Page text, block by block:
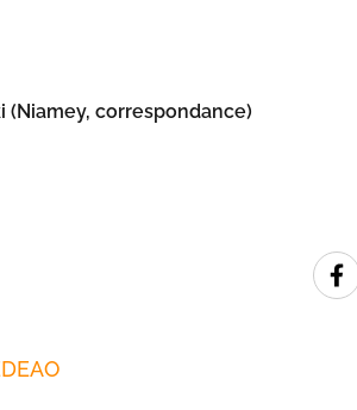
(Niamey, correspondance)